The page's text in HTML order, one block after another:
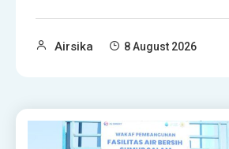
Airsika 8 August 2026